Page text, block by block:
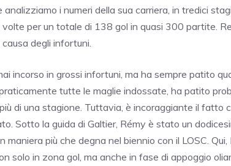
i numeri della sua carriera, in tredici
per un totale di 138 gol in quasi 300 partite.
degli infortuni.
incorso in grossi infortuni, ma ha sempre patito
tutte le maglie indossate, ha patito
di una stagione. Tuttavia, è incoraggiante il fatto
Sotto la guida di Galtier, Rémy è stato un
maniera più che degna nel biennio con il LOSC.
solo in zona gol, ma anche in fase di appoggio